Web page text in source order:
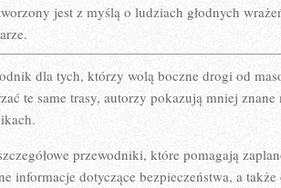
jest z myślą o ludziach głodnych
dla tych, którzy wolą boczne drogi od
te same trasy, autorzy pokazują mniej
przewodniki, które pomagają
informacje dotyczące bezpieczeństwa, a